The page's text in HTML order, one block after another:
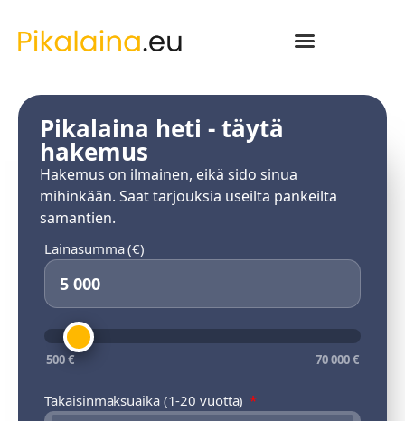
Pikalaina heti - täytä
hakemus
Hakemus on ilmainen, eikä sido sinua
mihinkään. Saat tarjouksia useilta pankeilta
samantien.
Lainasumma (€)
500 € 70 000 €
Takaisinmaksuaika (1-20 vuotta)